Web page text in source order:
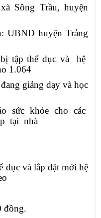
Sông Trầu, huyện
UBND huyện Trảng
tập thể dục và hệ
1.064
giảng dạy và học
sức khỏe cho các
tại nhà
dục và lắp đặt mới hệ
đồng.